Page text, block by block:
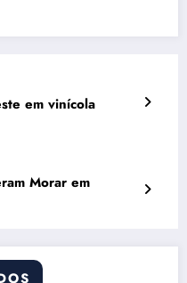
em vinícola
Morar em